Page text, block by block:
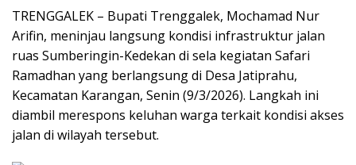
​TRENGGALEK – Bupati Trenggalek, Mochamad Nur
Arifin, meninjau langsung kondisi infrastruktur jalan
ruas Sumberingin-Kedekan di sela kegiatan Safari
Ramadhan yang berlangsung di Desa Jatiprahu,
Kecamatan Karangan, Senin (9/3/2026). Langkah ini
diambil merespons keluhan warga terkait kondisi akses
jalan di wilayah tersebut.​